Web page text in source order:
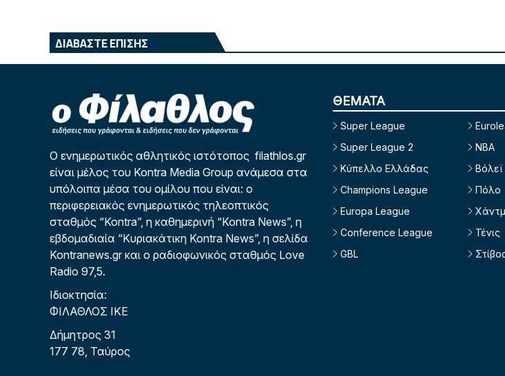
ΔΙΑΒΑΣΤΕ ΕΠΙΣΗΣ
Ο ενημερωτικός αθλητικός ιστότοπος filathlos.gr
είναι μέλος του Kontra Media Group ανάμεσα στα
υπόλοιπα μέσα του ομίλου που είναι: ο
περιφερειακός ενημερωτικός τηλεοπτικός
σταθμός “Kontra”, η καθημερινή “Kontra News”, η
εβδομαδιαία “Κυριακάτικη Kontra News”, η σελίδα
Kontranews.gr και ο ραδιοφωνικός σταθμός Love
Radio 97,5.
Ιδιοκτησία:
ΦΙΛΑΘΛΟΣ ΙΚΕ
Δήμητρος 31
177 78, Ταύρος
ΘΕΜΑΤΑ
Super League
Super League 2
Κύπελλο Ελλάδας
Champions League
Europa League
Conference League
GBL
NBA
Βόλεϊ
Πόλο
Τένις